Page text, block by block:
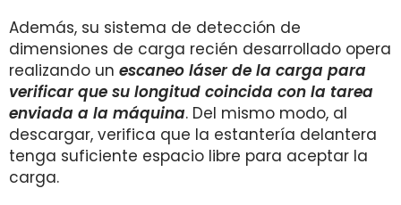
Además, su sistema de detección de
dimensiones de carga recién desarrollado opera
realizando un escaneo láser de la carga para
verificar que su longitud coincida con la tarea
enviada a la máquina. Del mismo modo, al
descargar, verifica que la estantería delantera
tenga suficiente espacio libre para aceptar la
carga.